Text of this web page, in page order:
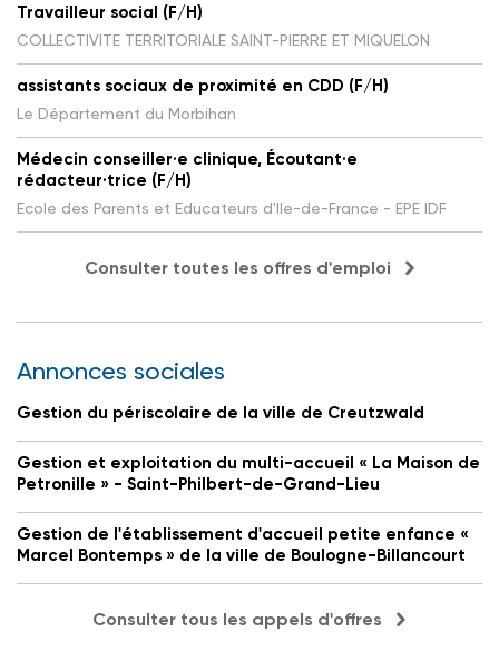
Travailleur social (F/H)
COLLECTIVITE TERRITORIALE SAINT-PIERRE ET MIQUELON
assistants sociaux de proximité en CDD (F/H)
Le Département du Morbihan
Médecin conseiller·e clinique, Écoutant·e
rédacteur·trice (F/H)
Ecole des Parents et Educateurs d'Ile-de-France - EPE IDF
Consulter toutes les offres d'emploi
Annonces sociales
Gestion du périscolaire de la ville de Creutzwald
Gestion et exploitation du multi-accueil « La Maison de
Petronille » - Saint-Philbert-de-Grand-Lieu
Gestion de l'établissement d'accueil petite enfance «
Marcel Bontemps » de la ville de Boulogne-Billancourt
Consulter tous les appels d'offres